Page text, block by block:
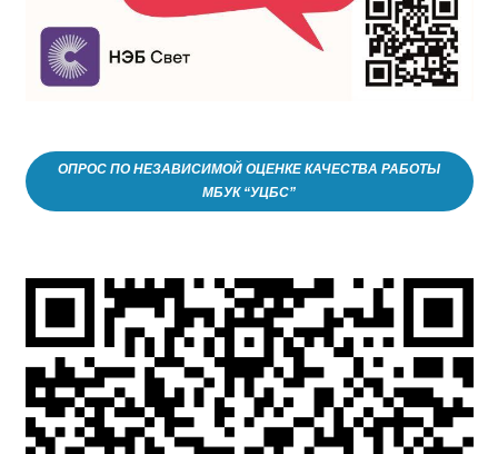
ОПРОС ПО НЕЗАВИСИМОЙ ОЦЕНКЕ КАЧЕСТВА РАБОТЫ
МБУК “УЦБС”